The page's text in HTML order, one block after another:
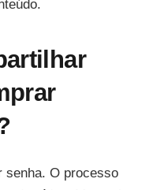
senha. O processo